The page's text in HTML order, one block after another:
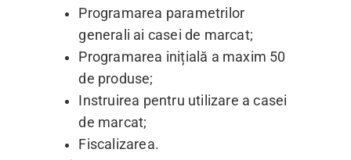
Programarea parametrilor
generali ai casei de marcat;
Programarea inițială a maxim 50
de produse;
Instruirea pentru utilizare a casei
de marcat;
Fiscalizarea.